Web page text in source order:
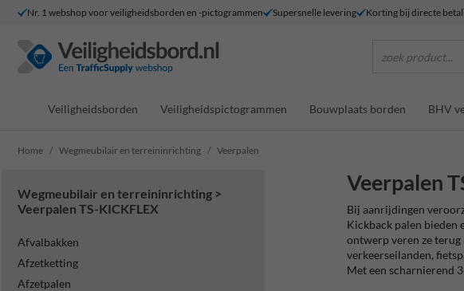
Nr. 1 webshop voor veiligheidsborden en -pictogrammen Supersnelle levering Korting bij directe
zoek product...
Veiligheidsborden Veiligheidspictogrammen Bouwplaats borden BHV
Home Wegmeubilair en terreininrichting Veerpalen
Wegmeubilair en terreininrichting >
Veerpalen TS-KICKFLEX
Afvalbakken
Afzetketting
Afzetpalen
Veerpalen
Bij aanrijdingen
Kickback palen bieden
ontwerp veren ze
verkeerseilanden,
Met een scharnierend